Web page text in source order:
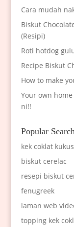
Cara mudah
Biskut
(Resipi)
Roti hotdog
Recipe Biskut
How to make
Your own
ni!!
Popular
kek coklat kukus
biskut cerelac
resepi biskut
fenugreek
laman web
topping kek